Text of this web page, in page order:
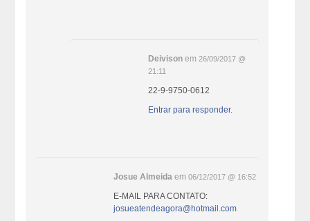
Deivison em 26/09/2017 @
21:11
22-9-9750-0612
Entrar para responder.
Josue Almeida em06/12/2017 @ 16:52
E-MAIL PARA CONTATO:
josueatendeagora@hotmail.com